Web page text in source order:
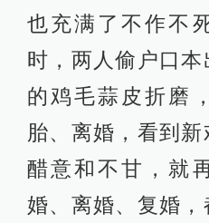
也充满了不作不
时，两人偷户口
的鸡毛蒜皮折磨
胎、离婚，看到
醋意和不甘，就
婚、离婚、复婚